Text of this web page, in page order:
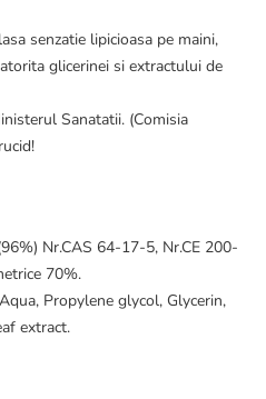
senzatie lipicioasa pe maini,
glicerinei si extractului de
Sanatatii. (Comisia
Nr.CAS 64-17-5, Nr.CE 200-
70%.
Propylene glycol, Glycerin,
extract.